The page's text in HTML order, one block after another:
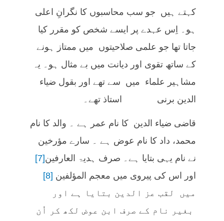
کہتے ہیں جو سب محاسبوں کا نگرانِ اعلی
ہو۔ اِس عہدے پر ایسے شخص کو مقرر کیا
جاتا تھا جو علمی صلاحیتوں میں ممتاز ہونے
کے ساتھ تقوی اور دیانت میں بے مثال ہو۔ یہ
مشاہیر علماء میں سے تھے اور بقول ضیاء
الدین برنی استاذ تھے۔
قاضی ضیاء الدین کا نام عمر ہے ۔ والد کا نام
محمد، داد کا نام عوض ہے ۔ سارے مؤرخین
نے نام یہی بتایا ہے۔ صرف ہدیۃ العارفین[7]
اور اس کی پیروی میں معجم المؤلفین [8]
میں لقب عز الدین بتایا ہے اور
بغیر نام کے صرف ابن عوض لکھ کر اُن